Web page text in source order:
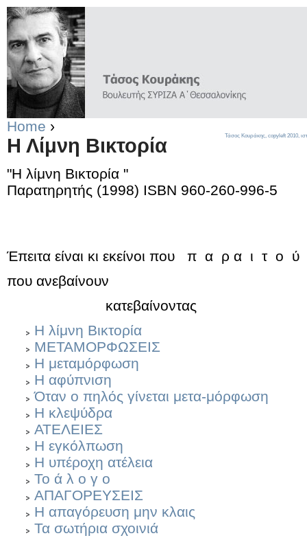
Home ›
Η Λίμνη Βικτορία
"Η λίμνη Βικτορία "
Παρατηρητής (1998) ISBN 960-260-996-5
Έπειτα είναι κι εκείνοι που π α ρ α ι τ ο
που ανεβαίνουν
κατεβαίνοντας
Η λίμνη Βικτορία
ΜΕΤΑΜΟΡΦΩΣΕΙΣ
Η μεταμόρφωση
Η αφύπνιση
Όταν ο πηλός γίνεται μετα-μόρφωση
Η κλεψύδρα
ΑΤΕΛΕΙΕΣ
H εγκόλπωση
Η υπέροχη ατέλεια
Το ά λ ο γ ο
ΑΠΑΓΟΡΕΥΣΕΙΣ
Η απαγόρευση μην κλαις
Τα σωτήρια σχοινιά
Τάσος Κουράκης, copyleft 2010,